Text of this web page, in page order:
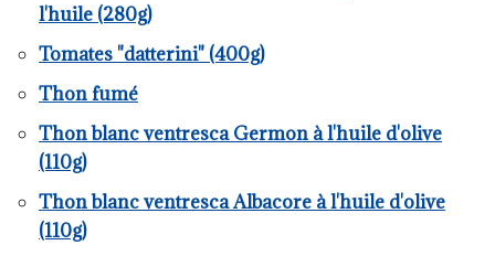
l'huile (280g)
Tomates "datterini" (400g)
Thon fumé
Thon blanc ventresca Germon à l'huile d'olive
(110g)
Thon blanc ventresca Albacore à l'huile d'olive
(110g)